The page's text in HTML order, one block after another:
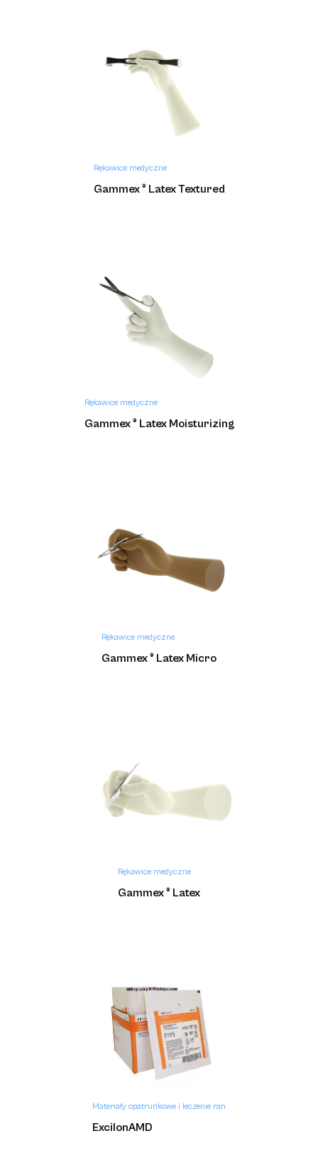
Rękawice medyczne
Gammex ® Latex Textured
Rękawice medyczne
Gammex ® Latex Moisturizing
Rękawice medyczne
Gammex ® Latex Micro
Rękawice medyczne
Gammex ® Latex
Materiały opatrunkowe i leczenie ran
ExcilonAMD